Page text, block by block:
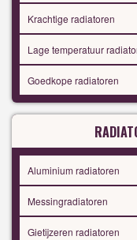
Krachtige radiatoren
Lage temperatuur
Goedkope radiatoren
Aluminium radiatoren
Messingradiatoren
Gietijzeren radiatoren